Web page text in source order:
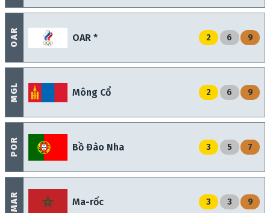
MAR Ma-rốc 3 3 9
MGL Mông Cổ 2 6 9
OAR OAR * 2 6 9
POR Bồ Đào Nha 3 5 7